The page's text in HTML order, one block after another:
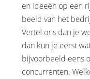
en ideeën op een
beeld van het
Vertel ons dan je
dan kun je eerst
bijvoorbeeld eens
concurrenten.